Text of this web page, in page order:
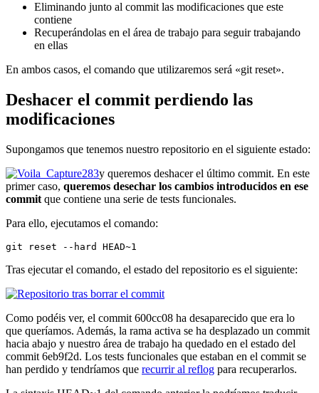
Eliminando junto al commit las modificaciones que este
contiene
Recuperándolas en el área de trabajo para seguir trabajando
en ellas
En ambos casos, el comando que utilizaremos será «git reset».
Deshacer el commit perdiendo las
modificaciones
Supongamos que tenemos nuestro repositorio en el siguiente estado:
y queremos deshacer el último commit. En este
primer caso, queremos desechar los cambios introducidos en ese
commit que contiene una serie de tests funcionales.
Para ello, ejecutamos el comando:
git reset --hard HEAD~1
Tras ejecutar el comando, el estado del repositorio es el siguiente:
Como podéis ver, el commit 600cc08 ha desaparecido que era lo
que queríamos. Además, la rama activa se ha desplazado un commit
hacia abajo y nuestro área de trabajo ha quedado en el estado del
commit 6eb9f2d. Los tests funcionales que estaban en el commit se
han perdido y tendríamos que recurrir al reflog para recuperarlos.